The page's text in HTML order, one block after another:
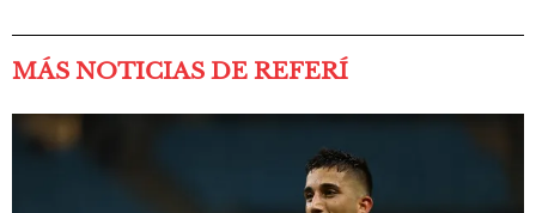
MÁS NOTICIAS DE REFERÍ